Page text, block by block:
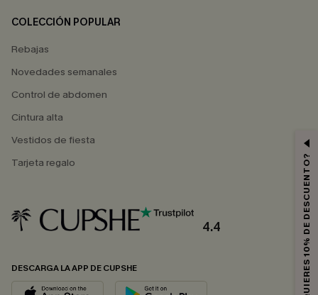
COLECCIÓN POPULAR
Rebajas
Novedades semanales
Control de abdomen
Cintura alta
Vestidos de fiesta
Tarjeta regalo
4.4
DESCARGA LA APP DE CUPSHE ¿QUIERES 10% DE DESCUENTO?